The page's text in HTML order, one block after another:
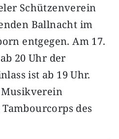
Schützenverein
Ballnacht im
entgegen. Am 17.
20 Uhr der
ist ab 19 Uhr.
des